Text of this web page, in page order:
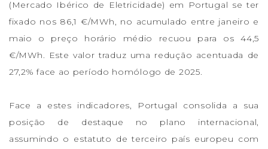
(Mercado Ibérico de Eletricidade) em Portugal se ter
fixado nos 86,1 €/MWh, no acumulado entre janeiro e
maio o preço horário médio recuou para os 44,5
€/MWh. Este valor traduz uma redução acentuada de
27,2% face ao período homólogo de 2025.
Face a estes indicadores, Portugal consolida a sua
posição de destaque no plano internacional,
assumindo o estatuto de terceiro país europeu com